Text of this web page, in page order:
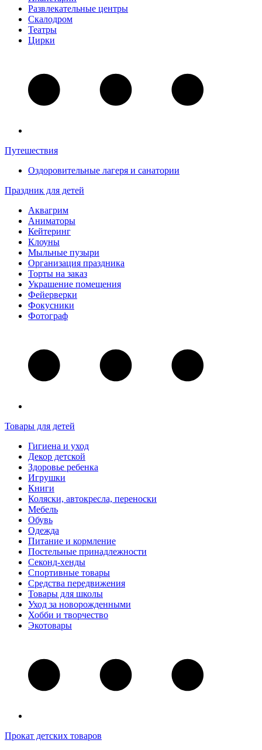
Развлекательные центры
Скалодром
Театры
Цирки
Путешествия
Оздоровительные лагеря и санатории
Праздник для детей
Аквагрим
Аниматоры
Кейтеринг
Клоуны
Мыльные пузыри
Организация праздника
Торты на заказ
Украшение помещения
Фейерверки
Фокусники
Фотограф
Товары для детей
Гигиена и уход
Декор детской
Здоровье ребенка
Игрушки
Книги
Коляски, автокресла, переноски
Мебель
Обувь
Одежда
Питание и кормление
Постельные принадлежности
Секонд-хенды
Спортивные товары
Средства передвижения
Товары для школы
Уход за новорожденными
Хобби и творчество
Экотовары
Прокат детских товаров